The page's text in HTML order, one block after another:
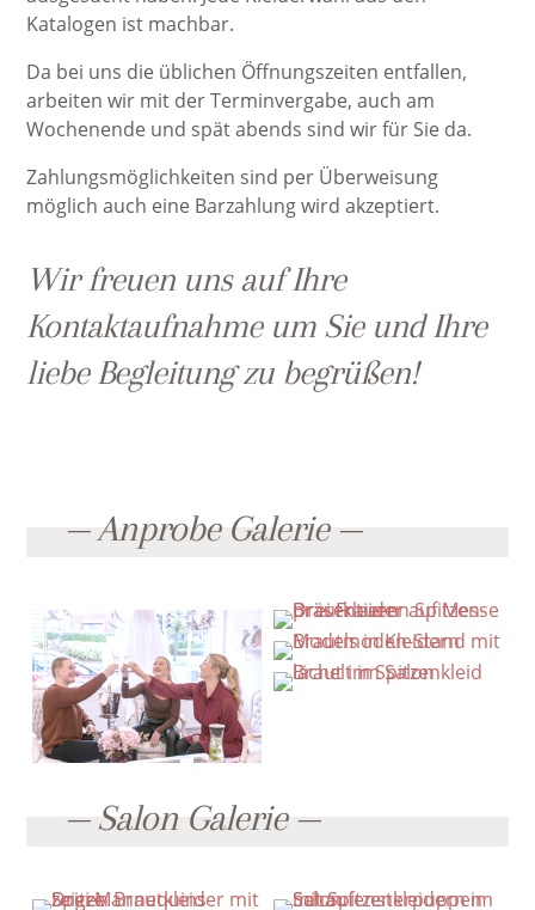
Katalogen ist machbar.
Da bei uns die üblichen Öffnungszeiten entfallen,
arbeiten wir mit der Terminvergabe, auch am
Wochenende und spät abends sind wir für Sie da.
Zahlungsmöglichkeiten sind per Überweisung
möglich auch eine Barzahlung wird akzeptiert.
Wir freuen uns auf Ihre
Kontaktaufnahme um Sie und Ihre
liebe Begleitung zu begrüßen!
— Anprobe Galerie —
— Salon Galerie —